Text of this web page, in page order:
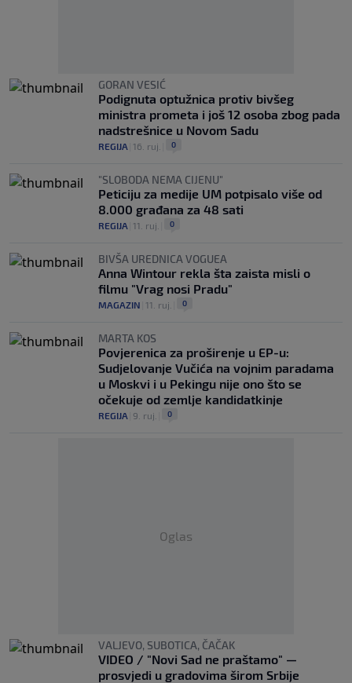
GORAN VESIĆ
Podignuta optužnica protiv bivšeg
ministra prometa i još 12 osoba zbog pada
nadstrešnice u Novom Sadu
REGIJA 16. ruj. 0
"SLOBODA NEMA CIJENU"
Peticiju za medije UM potpisalo više od
8.000 građana za 48 sati
REGIJA 11. ruj. 0
BIVŠA UREDNICA VOGUEA
Anna Wintour rekla šta zaista misli o
filmu "Vrag nosi Pradu"
MAGAZIN 11. ruj. 0
MARTA KOS
Povjerenica za proširenje u EP-u:
Sudjelovanje Vučića na vojnim paradama
u Moskvi i u Pekingu nije ono što se
očekuje od zemlje kandidatkinje
REGIJA 9. ruj. 0
Oglas
VALJEVO, SUBOTICA, ČAČAK
VIDEO / "Novi Sad ne praštamo" —
prosvjedi u gradovima širom Srbije